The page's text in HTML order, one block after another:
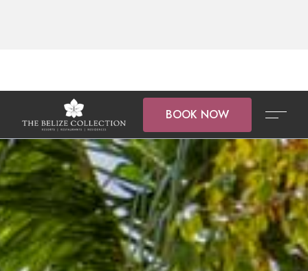
BOOK NOW